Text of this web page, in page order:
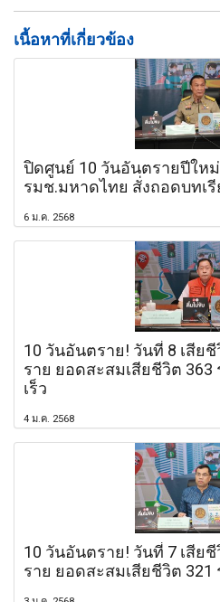
เนื้อหาที่เกี่ยวข้อง
ปิดศูนย์ 10 วันอันตรายปีใหม่
รมช.มหาดไทย สั่งถอดบทเ
6 ม.ค. 2568
10 วันอันตราย! วันที่ 8 เสียชี
ราย ยอดสะสมเสียชีวิต 363
เร็ว
4 ม.ค. 2568
10 วันอันตราย! วันที่ 7 เสียชี
ราย ยอดสะสมเสียชีวิต 321